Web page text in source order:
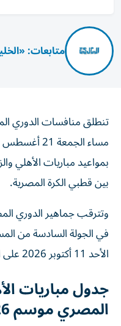
متابعات:
بمواعيد مباريات الأهلي
بين قطبي الكرة المصرية.
في الجولة السادسة من
الأحد 11 أكتوبر 2026 على استاد القاهرة الدولي.
جدول مباريات
المصري موسم 2026-2027